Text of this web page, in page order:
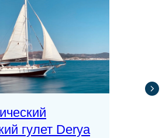
гулет Derya